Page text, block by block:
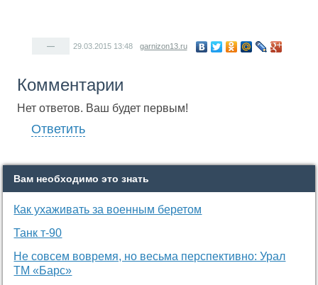
— 29.03.2015 13:48 garnizon13.ru
Комментарии
Нет ответов. Ваш будет первым!
Ответить
Вам необходимо это знать
Как ухаживать за военным беретом
Танк т-90
Не совсем вовремя, но весьма перспективно: Урал
ТМ «Барс»